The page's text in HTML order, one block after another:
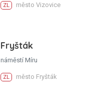
ZL město Vizovice
Fryšták
náměstí Míru
ZL město Fryšták